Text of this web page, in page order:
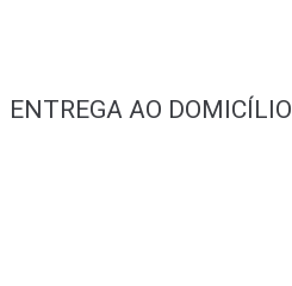
ENTREGA AO DOMICÍLIO